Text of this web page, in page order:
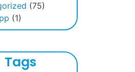
(75)
(1)
Tags